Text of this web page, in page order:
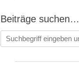
Beiträge suchen…
Suchen
nach: